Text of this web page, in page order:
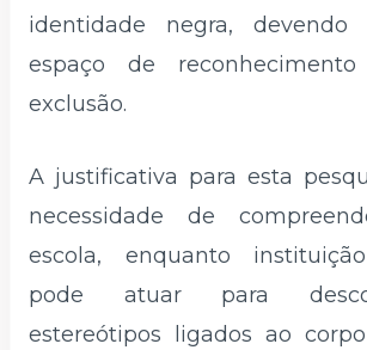
identidade negra, devendo
espaço de
exclusão.
A justificativa para esta
necessidade de
escola, enquanto
pode atuar para
estereótipos ligados ao